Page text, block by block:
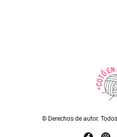
© Derechos de autor.